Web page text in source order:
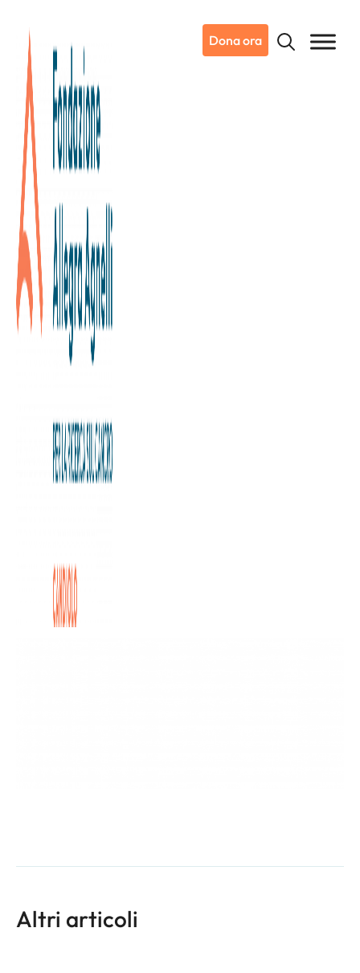
Dona ora
22/11/2024
Dicono di noi
L’Italia in visita a Candiolo
Altri articoli